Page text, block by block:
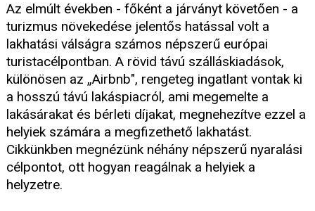
Az elmúlt években - főként a járványt követően - a
turizmus növekedése jelentős hatással volt a
lakhatási válságra számos népszerű európai
turistacélpontban. A rövid távú szálláskiadások,
különösen az „Airbnb", rengeteg ingatlant vontak ki
a hosszú távú lakáspiacról, ami megemelte a
lakásárakat és bérleti díjakat, megnehezítve ezzel a
helyiek számára a megfizethető lakhatást.
Cikkünkben megnézünk néhány népszerű nyaralási
célpontot, ott hogyan reagálnak a helyiek a
helyzetre.